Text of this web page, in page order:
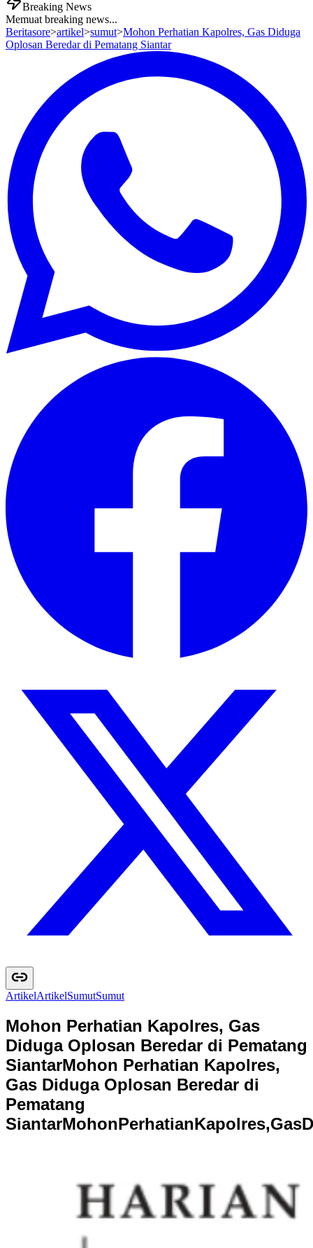
Breaking News
Memuat breaking news...
Beritasore>artikel>sumut>Mohon Perhatian Kapolres, Gas Diduga
Oplosan Beredar di Pematang Siantar
ArtikelArtikelSumutSumut
Mohon Perhatian Kapolres, Gas
Diduga Oplosan Beredar di Pematang
SiantarMohon Perhatian Kapolres,
Gas Diduga Oplosan Beredar di
Pematang
SiantarMohonPerhatianKapolres,GasD